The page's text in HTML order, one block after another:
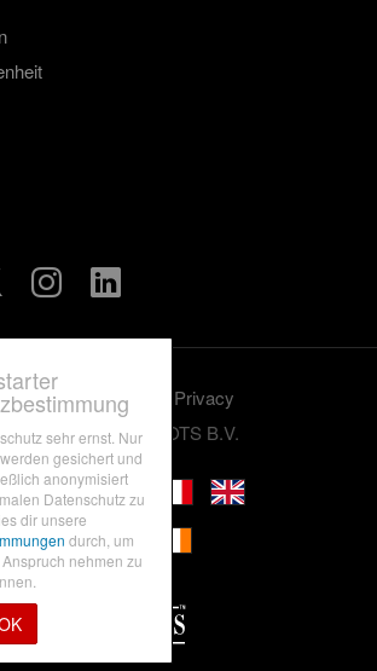
Privacy
2026 GRASSROOTS B.V.
sehr ernst. Nur
gesichert und
anonymisiert
Datenschutz zu
dir unsere
durch, um
nehmen zu